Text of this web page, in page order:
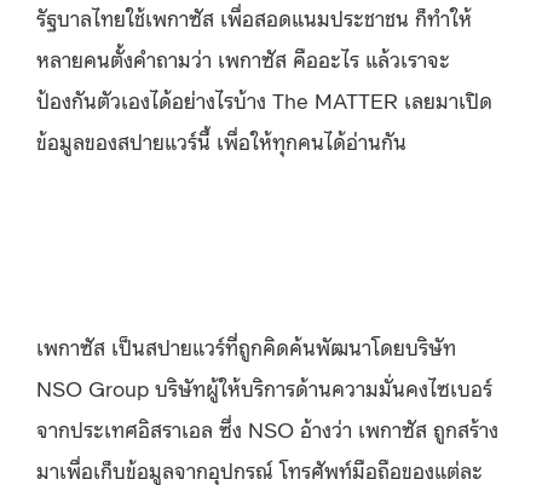
รัฐบาลไทยใช้เพกาซัส เพื่อสอดแนมประชาชน ก็ทำให้
หลายคนตั้งคำถามว่า เพกาซัส คืออะไร แล้วเราจะ
ป้องกันตัวเองได้อย่างไรบ้าง The MATTER เลยมาเปิด
ข้อมูลของสปายแวร์นี้ เพื่อให้ทุกคนได้อ่านกัน
เพกาซัส เป็นสปายแวร์ที่ถูกคิดค้นพัฒนาโดยบริษัท
NSO Group บริษัทผู้ให้บริการด้านความมั่นคงไซเบอร์
จากประเทศอิสราเอล ซึ่ง NSO อ้างว่า เพกาซัส ถูกสร้าง
มาเพื่อเก็บข้อมูลจากอุปกรณ์ โทรศัพท์มือถือของแต่ละ